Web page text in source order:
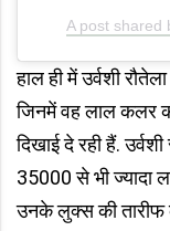
A post shared
हाल ही में उर्वशी
जिनमें वह लाल कलर
दिखाई दे रही हैं.
35000 से भी
उनके लुक्स की